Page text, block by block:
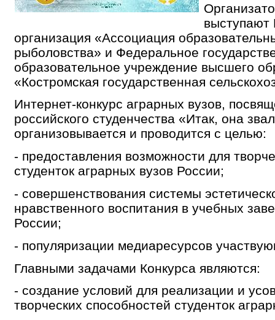
выступают
организация «Ассоциация
рыболовства» и Федеральное
образовательное учреждение высшего
«Костромская государственная
Интернет-конкурс аграрных вузов,
российского студенчества «Итак, она
организовывается и проводится с целью:
- предоставления возможности для
студенток аграрных вузов России;
- совершенствования системы
нравственного воспитания в учебных
России;
- популяризации медиаресурсов
Главными задачами Конкурса являются:
- создание условий для реализации и
творческих способностей студенток